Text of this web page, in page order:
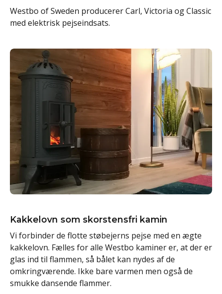
Westbo of Sweden producerer Carl, Victoria og Classic
med elektrisk pejseindsats.
Kakkelovn som skorstensfri kamin
Vi forbinder de flotte støbejerns pejse med en ægte
kakkelovn. Fælles for alle Westbo kaminer er, at der er
glas ind til flammen, så bålet kan nydes af de
omkringværende. Ikke bare varmen men også de
smukke dansende flammer.